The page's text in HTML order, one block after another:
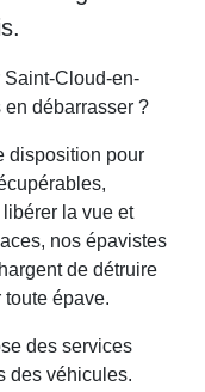
Saint-Cloud-en-
débarrasser ?
disposition pour
la vue et
nos épavistes
de détruire
épave.
des services
des véhicules.